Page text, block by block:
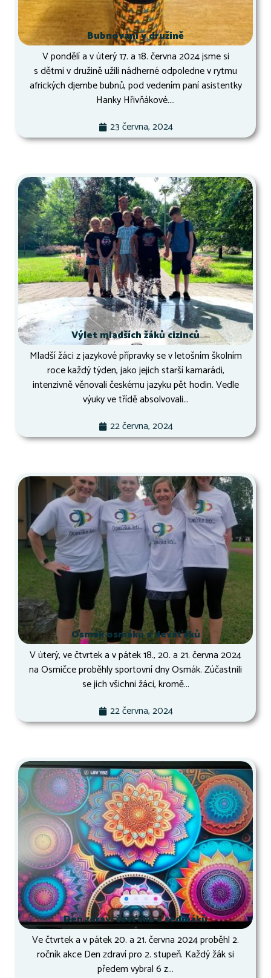
Bubnování v družině
V pondělí a v úterý 17. a 18. června 2024 jsme si
s dětmi v družině užili nádherné odpoledne v rytmu
afrických djembe bubnů, pod vedením paní asistentky
Hanky Hřivňákové....
23 června, 2024
Výlet mladších žáků cizinců
Mladší žáci z jazykové přípravky se v letošním školním
roce každý týden, jako jejich starší kamarádi,
intenzivně věnovali českému jazyku pět hodin. Vedle
výuky ve třídě absolvovali...
22 června, 2024
Osmák osmáků a deváťáků
V úterý, ve čtvrtek a v pátek 18., 20. a 21. června 2024
na Osmičce proběhly sportovní dny Osmák. Zúčastnili
se jich všichni žáci, kromě...
22 června, 2024
Den zdraví šesťáků a sedmáků
Ve čtvrtek a v pátek 20. a 21. června 2024 proběhl 2.
ročník akce Den zdraví pro 2. stupeň. Každý žák si
předem vybral 6 z...